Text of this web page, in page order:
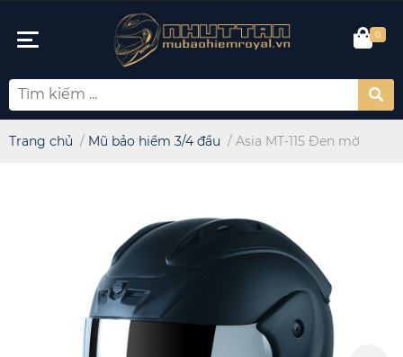
0
Trang chủ / Mũ bảo hiểm 3/4 đầu / Asia MT-115 Đen mờ